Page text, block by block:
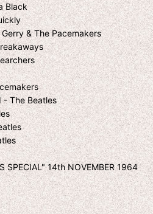
Black
& The Pacemakers
- The Beatles
SPECIAL" 14th NOVEMBER 1964